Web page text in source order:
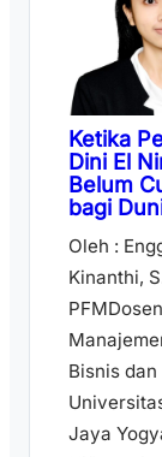
Ketika
Dini El
Belum
bagi
Oleh :
Kinanthi,
PFMDosen
Bisnis dan
Jaya